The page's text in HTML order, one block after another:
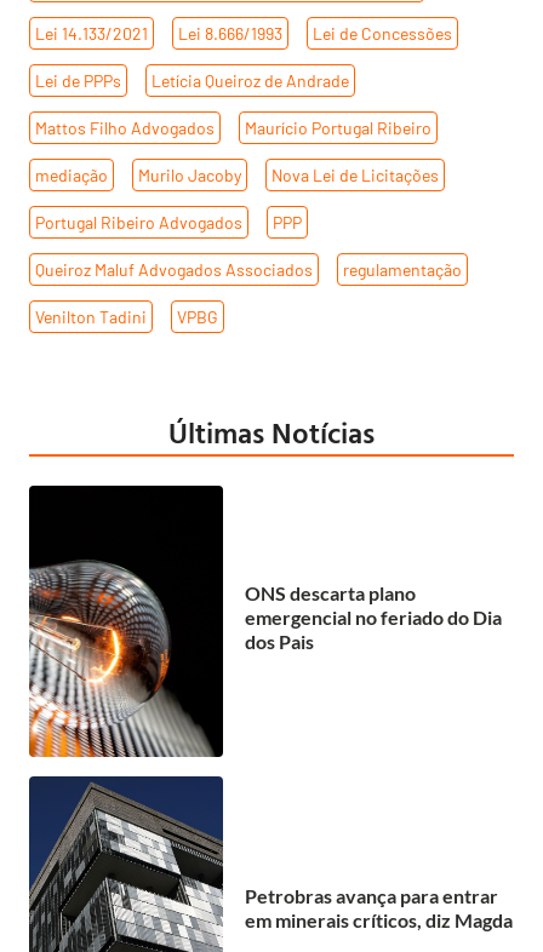
Lei 14.133/2021 Lei 8.666/1993 Lei de Concessões
Lei de PPPs Letícia Queiroz de Andrade
Mattos Filho Advogados Maurício Portugal Ribeiro
mediação Murilo Jacoby Nova Lei de Licitações
Portugal Ribeiro Advogados PPP
Queiroz Maluf Advogados Associados regulamentação
Venilton Tadini VPBG
Últimas Notícias
ONS descarta plano
emergencial no feriado do Dia
dos Pais
Petrobras avança para entrar
em minerais críticos, diz Magda